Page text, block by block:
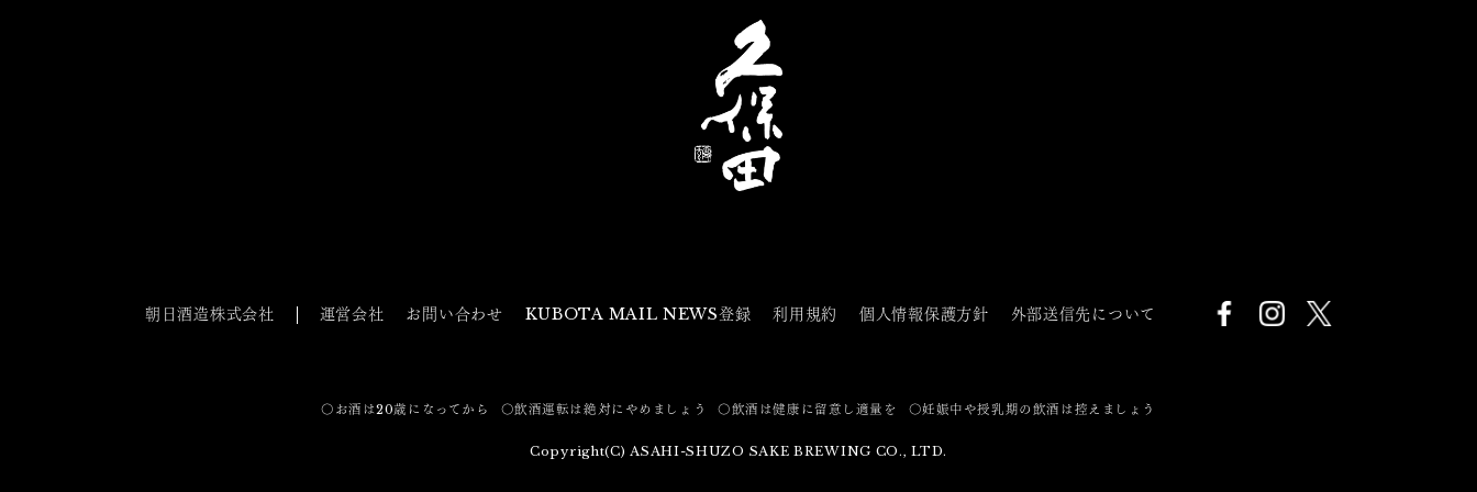
朝日酒造株式会社 運営会社 お問い合わせ KUBOTA MAIL NEWS登録 利用規約 個人情報保護方針 外部送信先について
〇お酒は20歳になってから 〇飲酒運転は絶対にやめましょう 〇飲酒は健康に留意し適量を 〇妊娠中や授乳期の飲酒は控えましょう
Copyright(C) ASAHI-SHUZO SAKE BREWING CO., LTD.